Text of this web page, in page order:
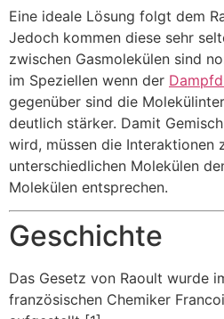
Eine ideale Lösung folgt dem
Jedoch kommen diese sehr
zwischen Gasmolekülen sind
im Speziellen wenn der
gegenüber sind die
deutlich stärker. Damit
wird, müssen die Interaktionen
unterschiedlichen Molekülen
Molekülen entsprechen.
Geschichte
Das Gesetz von Raoult wurde
französischen Chemiker